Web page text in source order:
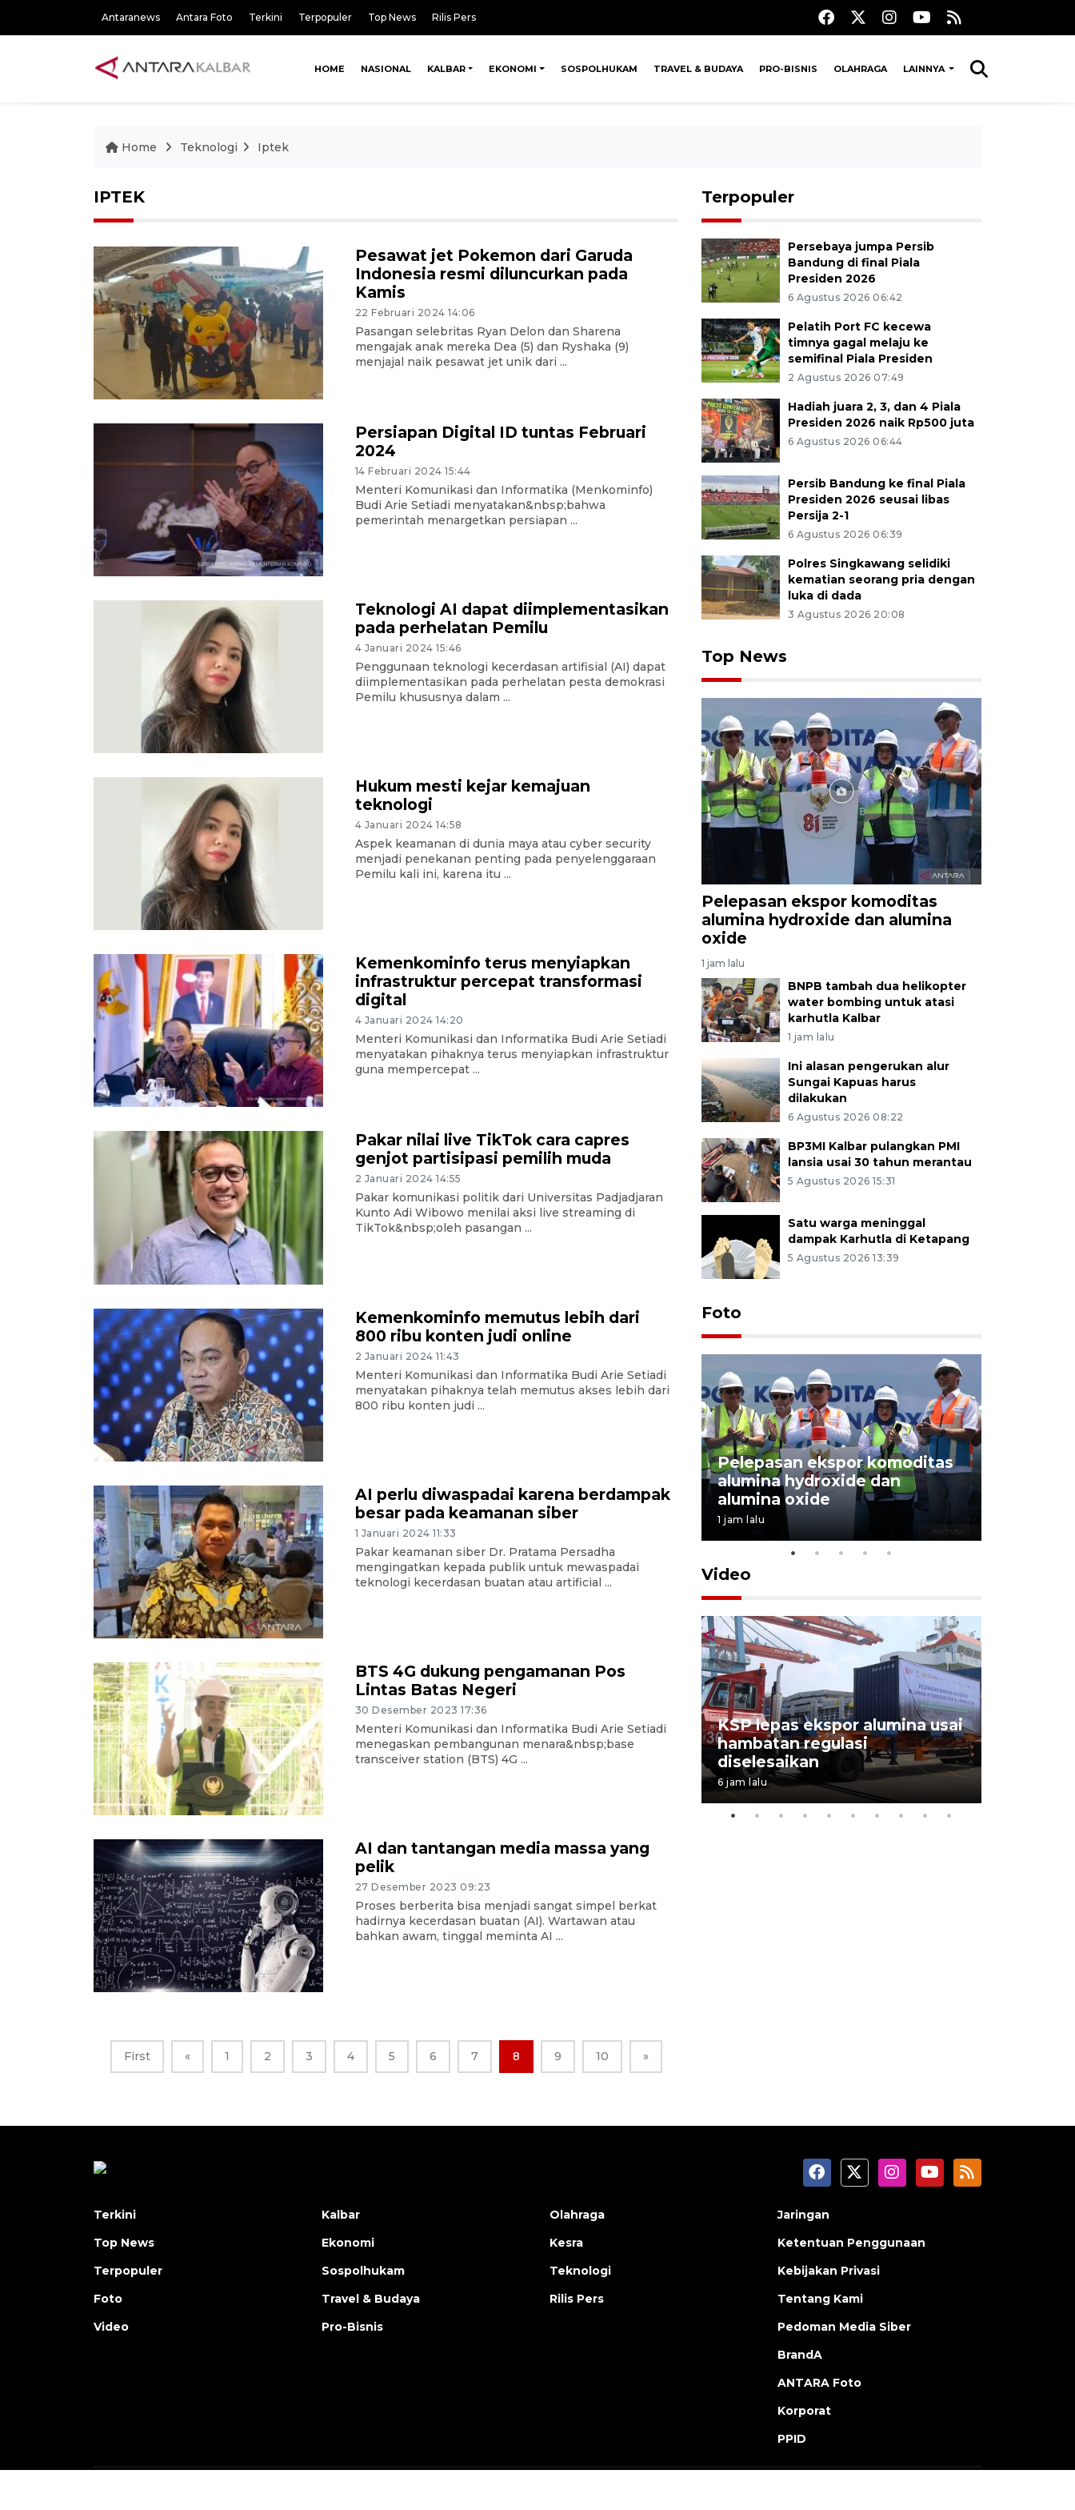
Antaranews Antara Foto Terkini Terpopuler Top News Rilis Pers
HOME NASIONAL KALBAR EKONOMI SOSPOLHUKAM TRAVEL & BUDAYA PRO-BISNIS OLAHRAGA LAINNYA
Home Teknologi Iptek
IPTEK
Pesawat jet Pokemon dari Garuda
Indonesia resmi diluncurkan pada
Kamis
22 Februari 2024 14:06
Pasangan selebritas Ryan Delon dan Sharena
mengajak anak mereka Dea (5) dan Ryshaka (9)
menjajal naik pesawat jet unik dari ...
Persiapan Digital ID tuntas Februari
2024
14 Februari 2024 15:44
Menteri Komunikasi dan Informatika (Menkominfo)
Budi Arie Setiadi menyatakan&nbsp;bahwa
pemerintah menargetkan persiapan ...
Teknologi AI dapat diimplementasikan
pada perhelatan Pemilu
4 Januari 2024 15:46
Penggunaan teknologi kecerdasan artifisial (AI) dapat
diimplementasikan pada perhelatan pesta demokrasi
Pemilu khususnya dalam ...
Hukum mesti kejar kemajuan
teknologi
4 Januari 2024 14:58
Aspek keamanan di dunia maya atau cyber security
menjadi penekanan penting pada penyelenggaraan
Pemilu kali ini, karena itu ...
Kemenkominfo terus menyiapkan
infrastruktur percepat transformasi
digital
4 Januari 2024 14:20
Menteri Komunikasi dan Informatika Budi Arie Setiadi
menyatakan pihaknya terus menyiapkan infrastruktur
guna mempercepat ...
Pakar nilai live TikTok cara capres
genjot partisipasi pemilih muda
2 Januari 2024 14:55
Pakar komunikasi politik dari Universitas Padjadjaran
Kunto Adi Wibowo menilai aksi live streaming di
TikTok&nbsp;oleh pasangan ...
Kemenkominfo memutus lebih dari
800 ribu konten judi online
2 Januari 2024 11:43
Menteri Komunikasi dan Informatika Budi Arie Setiadi
menyatakan pihaknya telah memutus akses lebih dari
800 ribu konten judi ...
AI perlu diwaspadai karena berdampak
besar pada keamanan siber
1 Januari 2024 11:33
Pakar keamanan siber Dr. Pratama Persadha
mengingatkan kepada publik untuk mewaspadai
teknologi kecerdasan buatan atau artificial ...
BTS 4G dukung pengamanan Pos
Lintas Batas Negeri
30 Desember 2023 17:36
Menteri Komunikasi dan Informatika Budi Arie Setiadi
menegaskan pembangunan menara&nbsp;base
transceiver station (BTS) 4G ...
AI dan tantangan media massa yang
pelik
27 Desember 2023 09:23
Proses berberita bisa menjadi sangat simpel berkat
hadirnya kecerdasan buatan (AI). Wartawan atau
bahkan awam, tinggal meminta AI ...
First « 1 2 3 4 5 6 7 8 9 10 »
Terpopuler
Persebaya jumpa Persib
Bandung di final Piala
Presiden 2026
6 Agustus 2026 06:42
Pelatih Port FC kecewa
timnya gagal melaju ke
semifinal Piala Presiden
2 Agustus 2026 07:49
Hadiah juara 2, 3, dan 4 Piala
Presiden 2026 naik Rp500 juta
6 Agustus 2026 06:44
Persib Bandung ke final Piala
Presiden 2026 seusai libas
Persija 2-1
6 Agustus 2026 06:39
Polres Singkawang selidiki
kematian seorang pria dengan
luka di dada
3 Agustus 2026 20:08
Top News
Pelepasan ekspor komoditas
alumina hydroxide dan alumina
oxide
1 jam lalu
BNPB tambah dua helikopter
water bombing untuk atasi
karhutla Kalbar
1 jam lalu
Ini alasan pengerukan alur
Sungai Kapuas harus
dilakukan
6 Agustus 2026 08:22
BP3MI Kalbar pulangkan PMI
lansia usai 30 tahun merantau
5 Agustus 2026 15:31
Satu warga meninggal
dampak Karhutla di Ketapang
5 Agustus 2026 13:39
Foto
hingga November
30 Juli 2026 09:29
Pelepasan ekspor komoditas
alumina hydroxide dan
alumina oxide
1 jam lalu
Video
Pontianak alokasikan
anggaran khusus anak
penderita kanker dan jantung
KSP lepas ekspor alumina usai
hambatan regulasi
diselesaikan
6 jam lalu
Terkini
Top News
Terpopuler
Foto
Video
Kalbar
Ekonomi
Sospolhukam
Travel & Budaya
Pro-Bisnis
Olahraga
Kesra
Teknologi
Rilis Pers
Jaringan
Ketentuan Penggunaan
Kebijakan Privasi
Tentang Kami
Pedoman Media Siber
BrandA
ANTARA Foto
Korporat
PPID